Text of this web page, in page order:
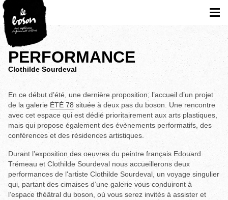
PERFORMANCE
Clothilde Sourdeval
En ce début d’été, une dernière proposition; l’accueil d’un projet
de la galerie ÉTÉ 78 située à deux pas du boson. Une rencontre
avec cet espace qui est dédié prioritairement aux arts plastiques,
mais qui propose également des évènements performatifs, des
conférences et des résidences artistiques.
Durant l’exposition des oeuvres du peintre français Edouard
Trémeau et Clothilde Sourdeval nous accueillerons deux
performances de l'artiste Clothilde Sourdeval, un voyage singulier
qui, partant des cimaises d’une galerie vous conduiront à
l’espace théâtral du boson, où vous serez invités à assister et